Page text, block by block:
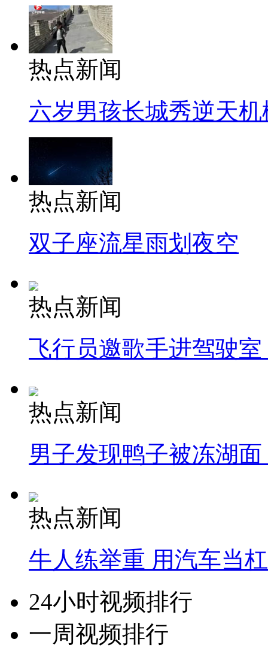
热点新闻
六岁男孩长城秀逆天机
热点新闻
双子座流星雨划夜空
热点新闻
飞行员邀歌手进驾驶
热点新闻
男子发现鸭子被冻湖
热点新闻
牛人练举重 用汽车当
24小时视频排行
一周视频排行